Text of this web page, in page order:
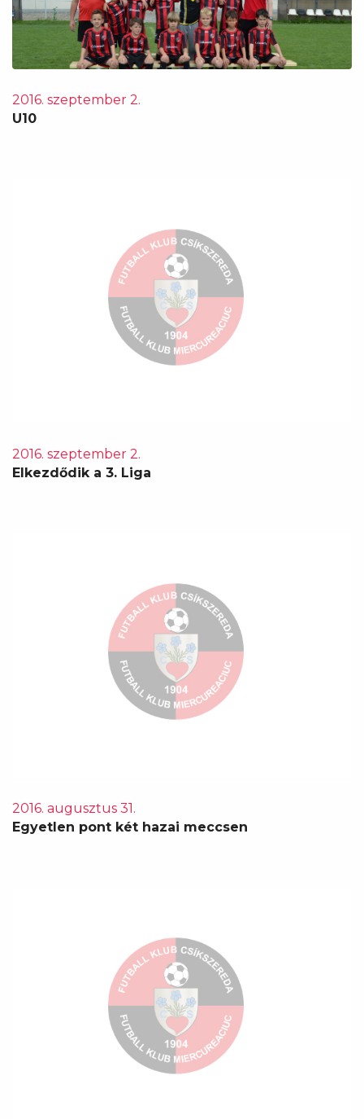
2016. szeptember 2.
U10
2016. szeptember 2.
Elkezdődik a 3. Liga
2016. augusztus 31.
Egyetlen pont két hazai meccsen